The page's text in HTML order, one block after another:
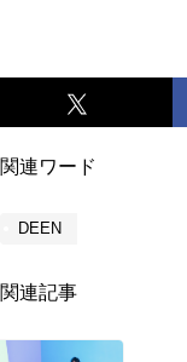
関連ワード
DEEN
関連記事